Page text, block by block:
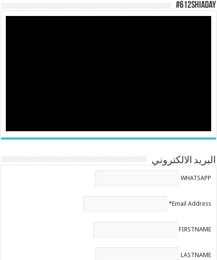
#612ShiaDay
البريد الالكتروني
WHATSAPP
Email Address*
FIRSTNAME
LASTNAME